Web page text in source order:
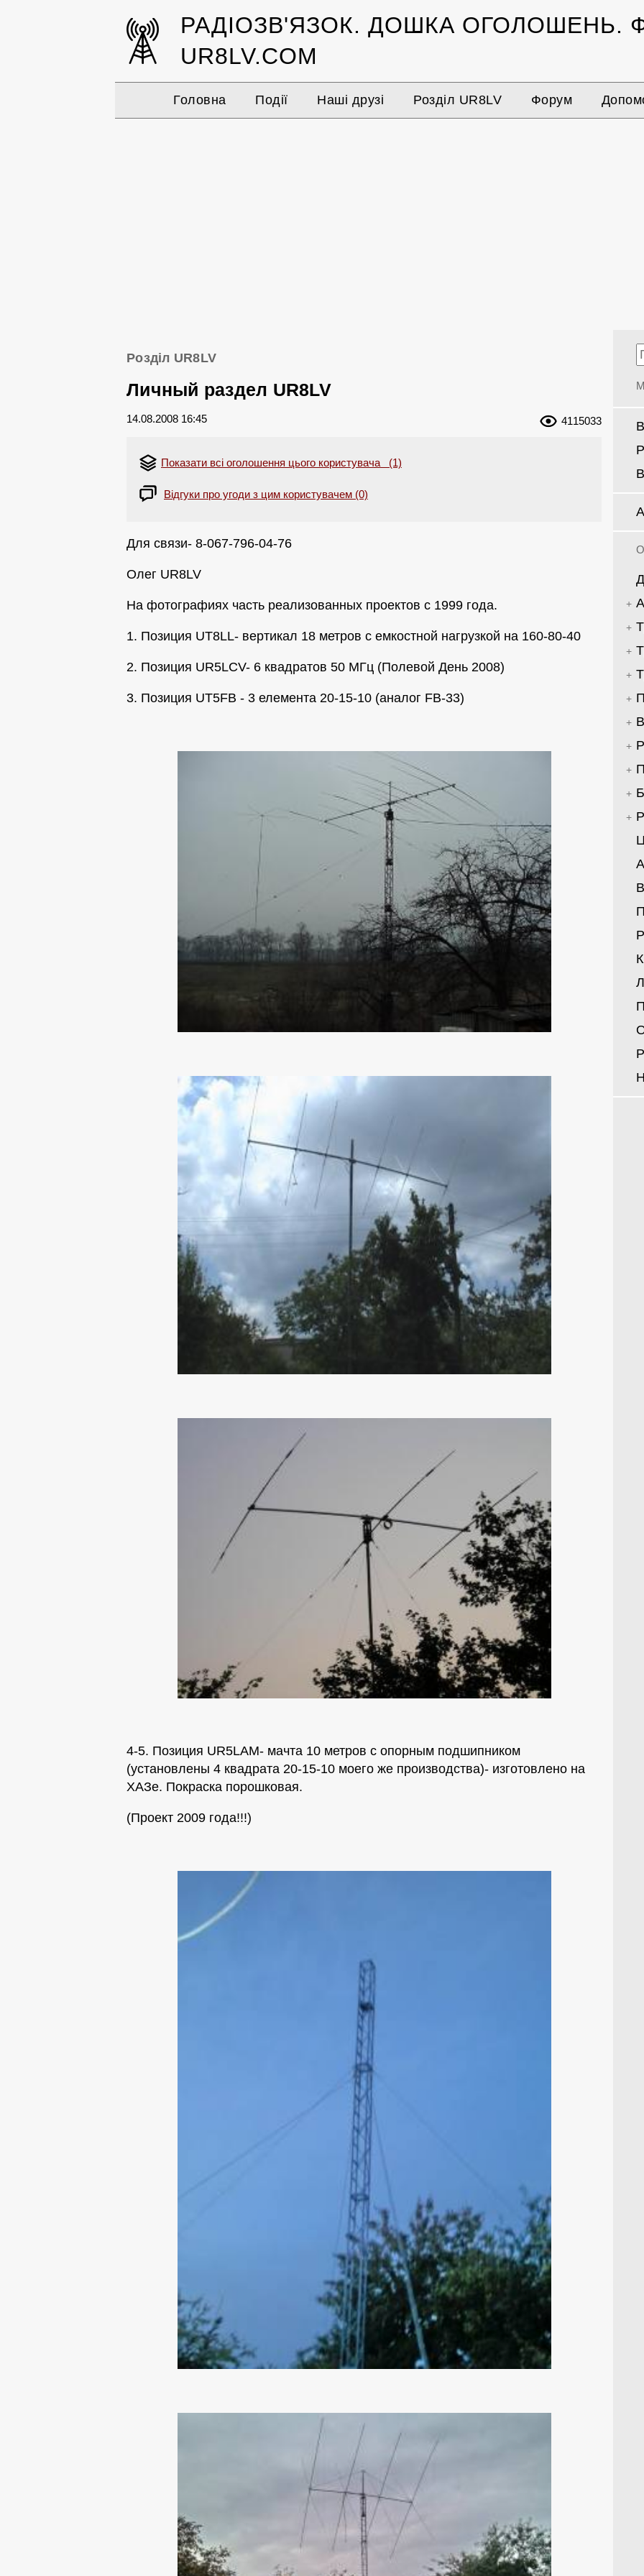
РАДІОЗВ'ЯЗОК. ДОШКА ОГОЛОШЕНЬ.
UR8LV.COM
Головна Події Наші друзі Розділ UR8LV Форум
Розділ UR8LV
Личный раздел UR8LV
14.08.2008 16:45 4115033
Показати всі оголошення цього користувача (1)
Відгуки про угоди з цим користувачем (0)
Для связи- 8-067-796-04-76
Олег UR8LV
На фотографиях часть реализованных проектов с 1999 года.
1. Позиция UT8LL- вертикал 18 метров с емкостной нагрузкой на 160-80-40
2. Позиция UR5LCV- 6 квадратов 50 МГц (Полевой День 2008)
3. Позиция UT5FB - 3 елемента 20-15-10 (аналог FB-33)
4-5. Позиция UR5LAM- мачта 10 метров с опорным подшипником
(установлены 4 квадрата 20-15-10 моего же производства)- изготовлено на
ХАЗе. Покраска порошковая.
(Проект 2009 года!!!)